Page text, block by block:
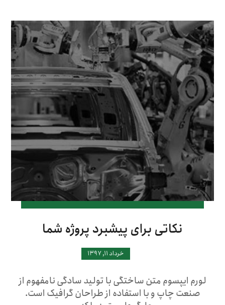
نکاتی برای پیشبرد پروژه شما
خرداد ۱۱, ۱۳۹۷
لورم ایپسوم متن ساختگی با تولید سادگی نامفهوم از
صنعت چاپ و با استفاده از طراحان گرافیک است.